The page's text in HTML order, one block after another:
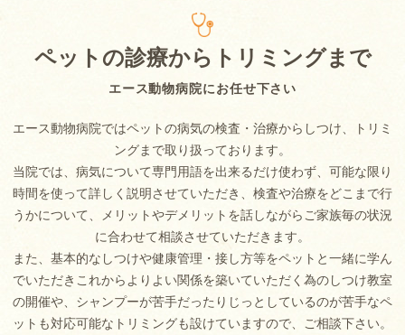
エース動物病院にお任せ下さい
ペットの診療からトリミングまで
エース動物病院ではペットの病気の検査・治療からしつけ、トリミ
ングまで取り扱っております。
当院では、病気について専門用語を出来るだけ使わず、可能な限り
時間を使って詳しく説明させていただき、検査や治療をどこまで行
うかについて、メリットやデメリットを話しながらご家族毎の状況
に合わせて相談させていただきます。
また、基本的なしつけや健康管理・接し方等をペットと一緒に学ん
でいただきこれからよりよい関係を築いていただく為のしつけ教室
の開催や、シャンプーが苦手だったりじっとしているのが苦手なペ
ットも対応可能なトリミングも設けていますので、ご相談下さい。